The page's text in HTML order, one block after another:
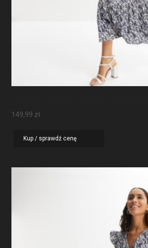
149,99 zł
Kup / sprawdź cenę